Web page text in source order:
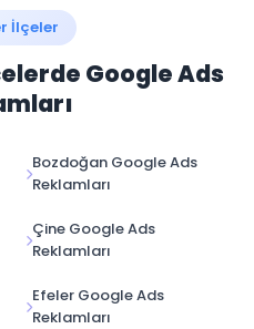
İlçeler
Google Ads
Bozdoğan Google Ads
Reklamları
Çine Google Ads
Reklamları
Efeler Google Ads
Reklamları